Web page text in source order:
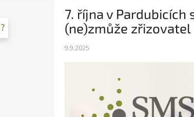
7. října v Pardubicích
(ne)zmůže zřizovatel
9.9.2025